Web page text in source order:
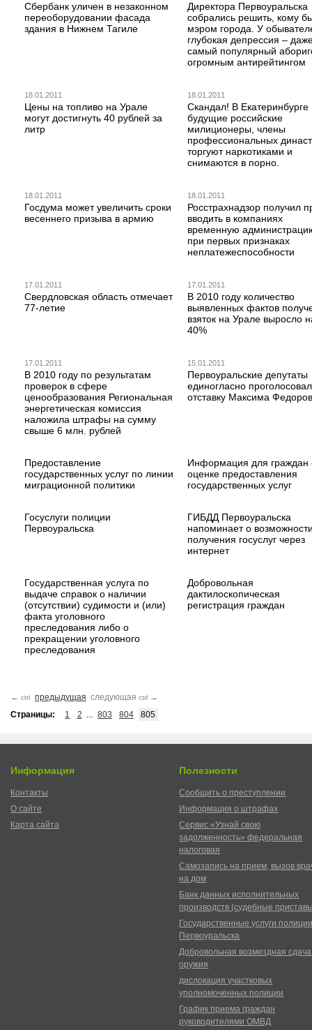
Сбербанк уличен в незаконном
переоборудовании фасада
здания в Нижнем Тагиле
Директора Первоуральска
собрались решить, кому
мэром города. У
глубокая депрессия –
самый популярный
огромным антирейтингом
18.01.2011
Цены на топливо на Урале
могут достигнуть 40 рублей за
литр
18.01.2011
Скандал! В Екатеринбурге
будущие российские
милиционеры, члены
профессиональных
торгуют наркотиками и
снимаются в порно.
18.01.2011
Госдума может увеличить сроки
весеннего призыва в армию
18.01.2011
Росстрахнадзор получил
вводить в компаниях
временную
при первых признаках
неплатежеспособности
17.01.2011
Свердловская область отмечает
77-летие
17.01.2011
В 2010 году количество
выявленных фактов
взяток на Урале выросло
40%
17.01.2011
В 2010 году по результатам
проверок в сфере
ценообразования Региональная
энергетическая комиссия
наложила штрафы на сумму
свыше 6 млн. рублей
15.01.2011
Первоуральские депутаты
единогласно
отставку Максима
Предоставление
государственных услуг по линии
миграционной политики
Информация для граждан
оценке предоставления
государственных услуг
Госуслуги полиции
Первоуральска
ГИБДД Первоуральска
напоминает о
получения госуслуг через
интернет
Государственная услуга по
выдаче справок о наличии
(отсутствии) судимости и (или)
факта уголовного
преследования либо о
прекращении уголовного
преследования
Добровольная
дактилоскопическая
регистрация граждан
← ctrl предыдущая следующая ctrl →
Страницы:
1 2 ... 803 804 805
Информация
Контакты
О сайте
Карта сайта
Полезности
Сообщить о преступлении
Информация о штрафах
Сервис «Узнай свою
задолженность» федеральная
налоговая
Самозапись на прием, вызов
на дом
Банк данных исполнительных
производств (судебные
Государственные услуги
Первоуральска
Добровольная возмездная сдача
оружия
дислокация участковых
уполномоченных полиции
График приема граждан
руководителями ОМВД